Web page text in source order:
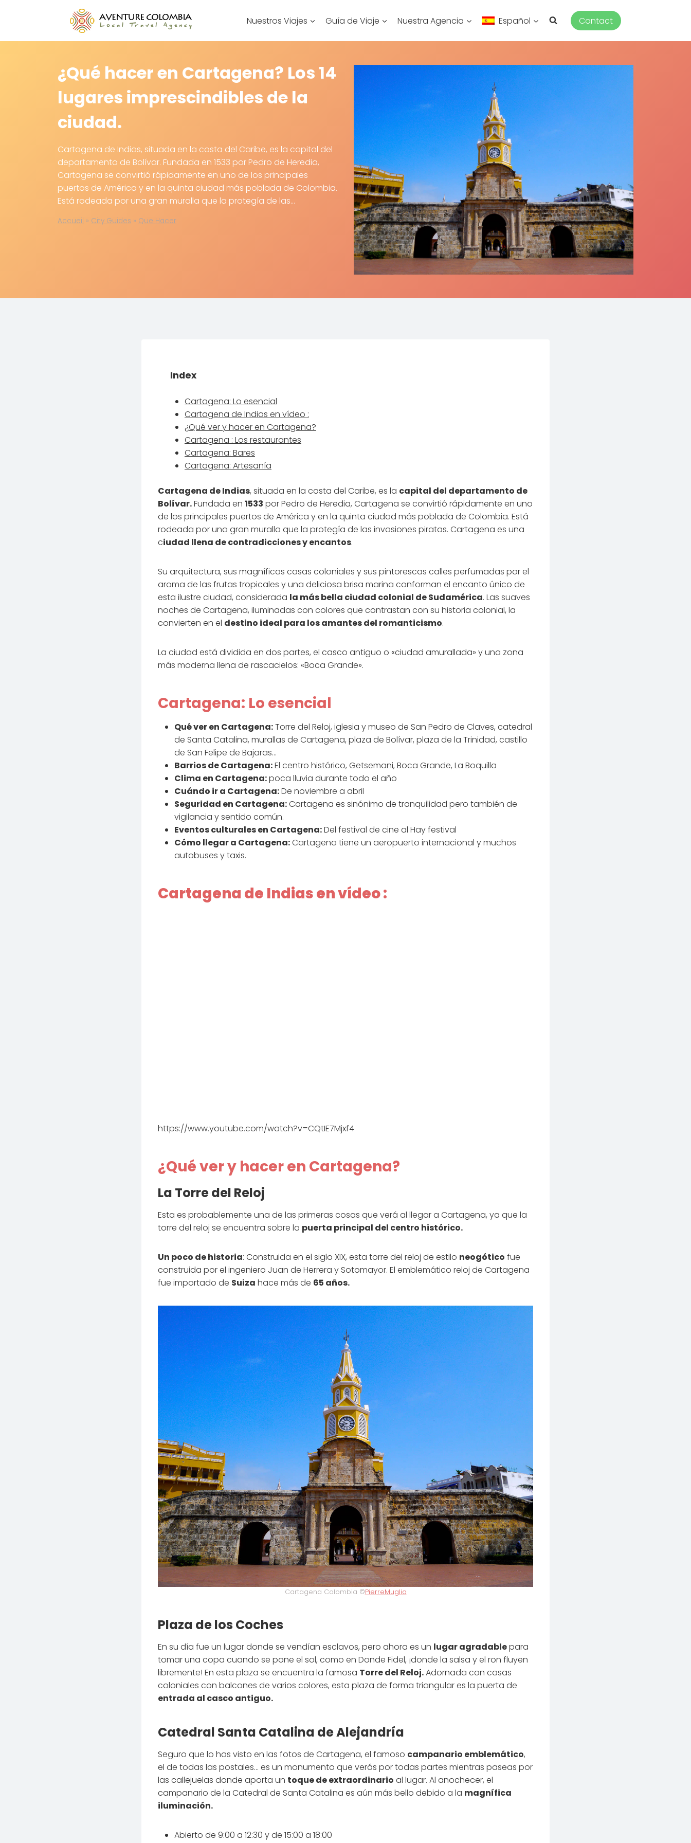
Nuestros Viajes Guía de Viaje Nuestra Agencia Español Contact
¿Qué hacer en Cartagena? Los 14
lugares imprescindibles de la
ciudad.
Cartagena de Indias, situada en la costa del Caribe, es la capital del
departamento de Bolívar. Fundada en 1533 por Pedro de Heredia,
Cartagena se convirtió rápidamente en uno de los principales
puertos de América y en la quinta ciudad más poblada de Colombia.
Está rodeada por una gran muralla que la protegía de las…
Accueil » City Guides » Que Hacer
Index
Cartagena: Lo esencial
Cartagena de Indias en vídeo :
¿Qué ver y hacer en Cartagena?
Cartagena : Los restaurantes
Cartagena: Bares
Cartagena: Artesanía
Cartagena de Indias, situada en la costa del Caribe, es la capital del departamento de
Bolívar.Fundada en 1533 por Pedro de Heredia, Cartagena se convirtió rápidamente en uno
de los principales puertos de América y en la quinta ciudad más poblada de Colombia. Está
rodeada por una gran muralla que la protegía de las invasiones piratas. Cartagena es una
ciudad llena de contradicciones y encantos.
Su arquitectura, sus magníficas casas coloniales y sus pintorescas calles perfumadas por el
aroma de las frutas tropicales y una deliciosa brisa marina conforman el encanto único de
esta ilustre ciudad, considerada la más bella ciudad colonial de Sudamérica. Las suaves
noches de Cartagena, iluminadas con colores que contrastan con su historia colonial, la
convierten en el destino ideal para los amantes del romanticismo.
La ciudad está dividida en dos partes, el casco antiguo o «ciudad amurallada» y una zona
más moderna llena de rascacielos: «Boca Grande».
Cartagena: Lo esencial
Qué ver en Cartagena:Torre del Reloj, iglesia y museo de San Pedro de Claves, catedral
de Santa Catalina, murallas de Cartagena, plaza de Bolívar, plaza de la Trinidad, castillo
de San Felipe de Bajaras…
Barrios de Cartagena:El centro histórico, Getsemani, Boca Grande, La Boquilla
Clima en Cartagena:poca lluvia durante todo el año
Cuándo ir a Cartagena:De noviembre a abril
Seguridad en Cartagena:Cartagena es sinónimo de tranquilidad pero también de
vigilancia y sentido común.
Eventos culturales en Cartagena:Del festival de cine al Hay festival
Cómo llegar a Cartagena:Cartagena tiene un aeropuerto internacional y muchos
autobuses y taxis.
Cartagena de Indias en vídeo :
https://www.youtube.com/watch?v=CQtIE7Mjxf4
¿Qué ver y hacer en Cartagena?
La Torre del Reloj
Esta es probablemente una de las primeras cosas que verá al llegar a Cartagena, ya que la
torre del reloj se encuentra sobre la puerta principal del centro histórico.
Un poco de historia: Construida en el siglo XIX, esta torre del reloj de estilo neogótico fue
construida por el ingeniero Juan de Herrera y Sotomayor. El emblemático reloj de Cartagena
fue importado de Suiza hace más de 65 años.
Cartagena Colombia ©PierreMuglia
Plaza de los Coches
En su día fue un lugar donde se vendían esclavos, pero ahora es un lugar agradablepara
tomar una copa cuando se pone el sol, como en Donde Fidel, ¡donde la salsa y el ron fluyen
libremente! En esta plaza se encuentra la famosa Torre del Reloj.Adornada con casas
coloniales con balcones de varios colores, esta plaza de forma triangular es la puerta de
entrada al casco antiguo.
Catedral Santa Catalina de Alejandría
Seguro que lo has visto en las fotos de Cartagena, el famoso campanario emblemático,
el de todas las postales… es un monumento que verás por todas partes mientras paseas por
las callejuelas donde aporta un toque de extraordinario al lugar. Al anochecer, el
campanario de la Catedral de Santa Catalina es aún más bello debido a la magnífica
iluminación.
Abierto de 9:00 a 12:30 y de 15:00 a 18:00